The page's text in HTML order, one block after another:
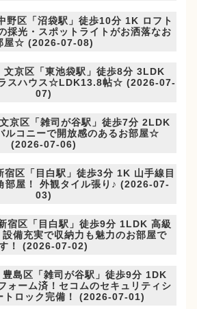
野区「沼袋駅」徒歩10分 1K ロフト
採光・スポットライトがお洒落なお
屋☆ (2026-07-08)
文京区「東池袋駅」徒歩8分 3LDK
スハウス☆LDK13.8帖☆ (2026-07-
07)
文京区「雑司が谷駅」徒歩7分 2LDK
ルコニーで開放感のあるお部屋☆
(2026-07-06)
宿区「目白駅」徒歩3分 1K 山手線目
部屋！ 外観タイル張り♪ (2026-07-
03)
宿区「目白駅」徒歩9分 1LDK 高級
備充実で収納力も魅力のお部屋で
！ (2026-07-02)
豊島区「雑司が谷駅」徒歩9分 1DK
ォーム済！セコムのセキュリティシ
トロック完備！ (2026-07-01)